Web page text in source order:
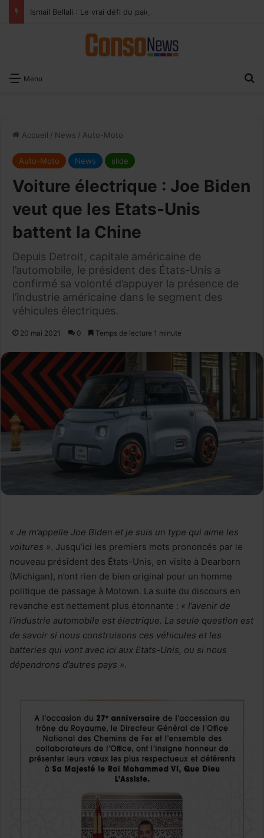
Menu
Accueil / News / Auto-Moto
Auto-Moto News slide
Voiture électrique : Joe Biden
veut que les Etats-Unis
battent la Chine
Depuis Detroit, capitale américaine de
l’automobile, le président des États-Unis a
confirmé sa volonté d’appuyer la présence de
l’industrie américaine dans le segment des
véhicules électriques.
20 mai 2021 0 Temps de lecture 1 minute
« Je m’appelle Joe Biden et je suis un type qui aime les
voitures ». Jusqu’ici les premiers mots prononcés par le
nouveau président des États-Unis, en visite à Dearborn
(Michigan), n’ont rien de bien original pour un homme
politique de passage à Motown. La suite du discours en
revanche est nettement plus étonnante : « l’avenir de
l’industrie automobile est électrique. La seule question est
de savoir si nous construisons ces véhicules et les
batteries qui vont avec ici aux Etats-Unis, ou si nous
dépendrons d’autres pays ».
Recevoir notre